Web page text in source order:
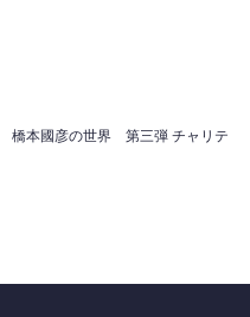
橋本國彦の世界 第三弾 チャリテ